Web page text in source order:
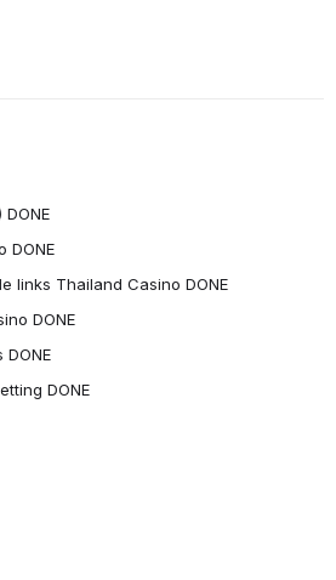
DONE
DONE
links Thailand Casino DONE
DONE
DONE
DONE